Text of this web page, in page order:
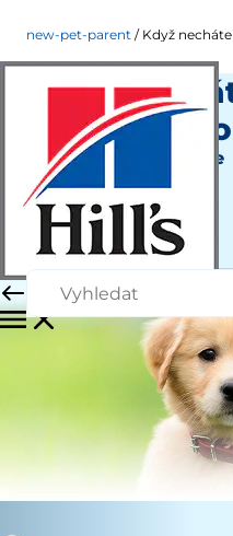
new-pet-parent Když
Když
samotné
Nový majitel zvířete
Autoři
|
Srpen 22, 2015